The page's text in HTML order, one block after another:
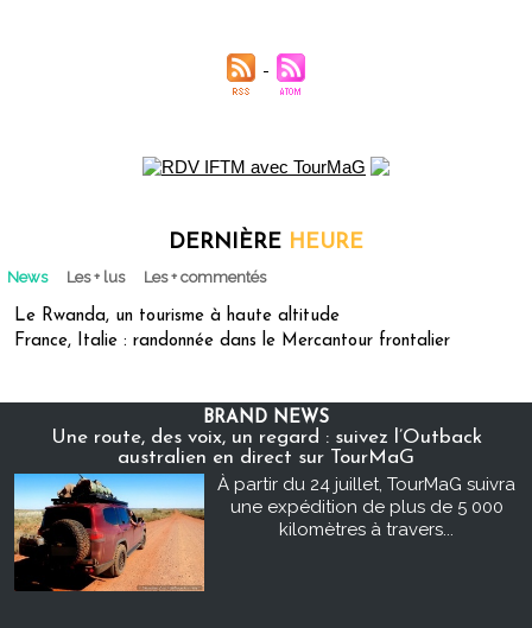
DERNIÈRE HEURE
News Les + lus Les + commentés
Le Rwanda, un tourisme à haute altitude
France, Italie : randonnée dans le Mercantour frontalier
BRAND NEWS
Une route, des voix, un regard : suivez l’Outback
australien en direct sur TourMaG
À partir du 24 juillet, TourMaG suivra
une expédition de plus de 5 000
kilomètres à travers...